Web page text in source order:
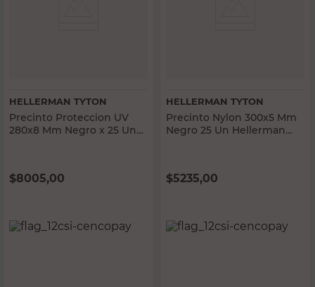
HELLERMAN TYTON
Precinto Proteccion UV
280x8 Mm Negro x 25 Un
$8005,00
HELLERMAN TYTON
Precinto Nylon 300x5 Mm
Negro 25 Un Hellerman
$5235,00